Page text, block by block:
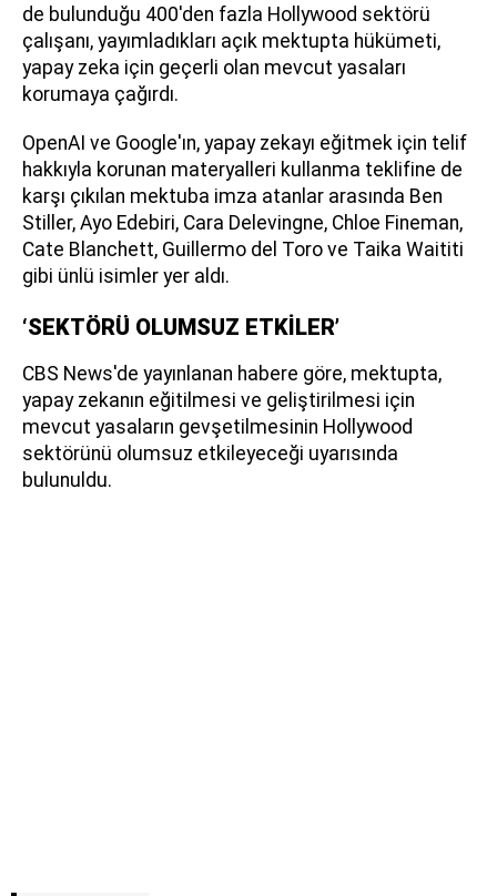
de bulunduğu 400'den fazla Hollywood sektörü
çalışanı, yayımladıkları açık mektupta hükümeti,
yapay zeka için geçerli olan mevcut yasaları
korumaya çağırdı.
OpenAI ve Google'ın, yapay zekayı eğitmek için telif
hakkıyla korunan materyalleri kullanma teklifine de
karşı çıkılan mektuba imza atanlar arasında Ben
Stiller, Ayo Edebiri, Cara Delevingne, Chloe Fineman,
Cate Blanchett, Guillermo del Toro ve Taika Waititi
gibi ünlü isimler yer aldı.
‘SEKTÖRÜ OLUMSUZ ETKİLER’
CBS News'de yayınlanan habere göre, mektupta,
yapay zekanın eğitilmesi ve geliştirilmesi için
mevcut yasaların gevşetilmesinin Hollywood
sektörünü olumsuz etkileyeceği uyarısında
bulunuldu.